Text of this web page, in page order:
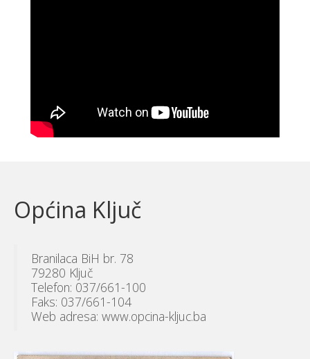
Općina Ključ
Branilaca BiH br. 78
79280 Ključ
Telefon: 037/661-100
Faks: 037/661-104
Web adresa: www.opcina-kljuc.ba